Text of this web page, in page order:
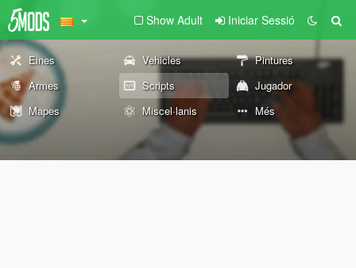
Show Adult Iniciar Sessió
Eines Vehicles
Pintures
Armes
Scripts
Jugador
Mapes
Miscel·lanis Més